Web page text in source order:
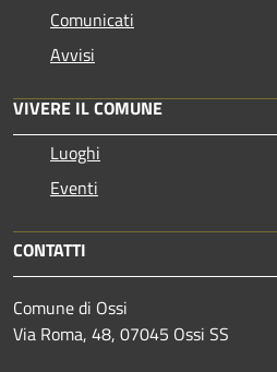
Comunicati
Avvisi
VIVERE IL COMUNE
Luoghi
Eventi
CONTATTI
Comune di Ossi
Via Roma, 48, 07045 Ossi SS